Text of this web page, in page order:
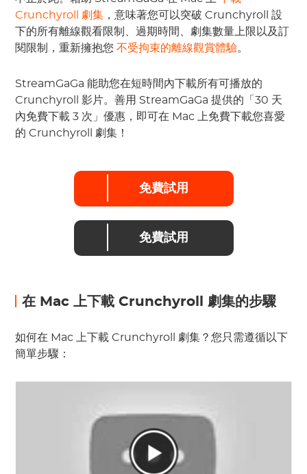
Crunchyroll 劇集 ，意味著您可以突破 Crunchyroll 設
下的所有離線觀看限制、過期時間、劇集數量上限以及訂
閱限制，重新擁抱您不受拘束的離線觀賞體驗。
StreamGaGa 能助您在短時間內下載所有可播放的
Crunchyroll 影片。善用 StreamGaGa 提供的「30 天
內免費下載 3 次」優惠，即可在 Mac 上免費下載您喜愛
的 Crunchyroll 劇集！
免費試用
免費試用
在 Mac 上下載 Crunchyroll 劇集的步驟
如何在 Mac 上下載 Crunchyroll 劇集？您只需遵循以下
簡單步驟：